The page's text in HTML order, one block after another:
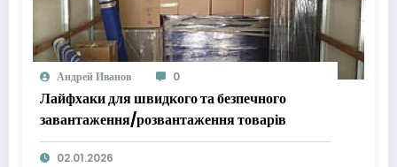
Андрей Иванов 0
Лайфхаки для швидкого та безпечного
завантаження/розвантаження товарів
02.01.2026